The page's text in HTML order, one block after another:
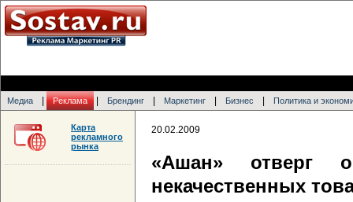
Медиа Реклама Брендинг Маркетинг Бизнес Политика и
20.02.2009
«Ашан» отверг
некачественных
Карта
рекламного
рынка